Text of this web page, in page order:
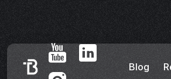
Blog